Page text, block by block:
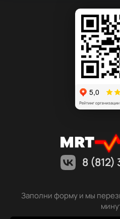
8 (812)
Заполни форму и мы